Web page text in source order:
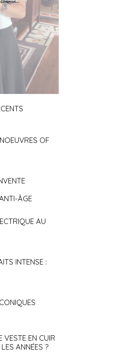
OF
ÂGE
AU
INTENSE :
VESTE EN CUIR
ANNÉES ?